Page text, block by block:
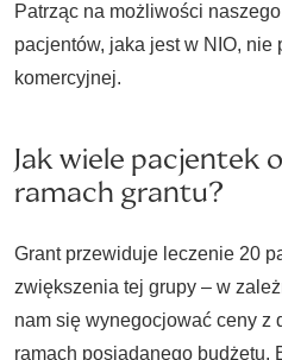
Patrząc na możliwości
pacjentów, jaka jest w NIO, nie
komercyjnej.
Jak wiele pacjentek
ramach grantu?
Grant przewiduje leczenie 20
zwiększenia tej grupy – w
nam się wynegocjować ceny z
ramach posiadanego budżetu.